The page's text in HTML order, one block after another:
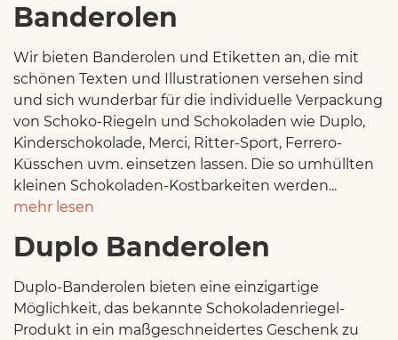
Banderolen
Wir bieten Banderolen und Etiketten an, die mit
schönen Texten und Illustrationen versehen sind
und sich wunderbar für die individuelle Verpackung
von Schoko-Riegeln und Schokoladen wie Duplo,
Kinderschokolade, Merci, Ritter-Sport, Ferrero-
Küsschen uvm. einsetzen lassen. Die so umhüllten
kleinen Schokoladen-Kostbarkeiten werden...
mehr lesen
Duplo Banderolen
Duplo-Banderolen bieten eine einzigartige
Möglichkeit, das bekannte Schokoladenriegel-
Produkt in ein maßgeschneidertes Geschenk zu